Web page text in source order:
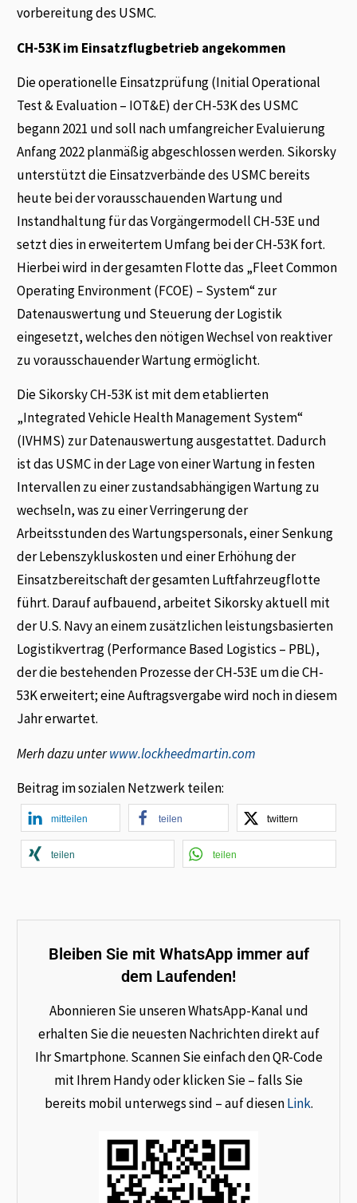
vorbereitung des USMC.
CH-53K im Einsatzflugbetrieb angekommen
Die operationelle Einsatzprüfung (Initial Operational
Test & Evaluation – IOT&E) der CH-53K des USMC
begann 2021 und soll nach umfangreicher Evaluierung
Anfang 2022 planmäßig abgeschlossen werden. Sikorsky
unterstützt die Einsatzverbände des USMC bereits
heute bei der vorausschauenden Wartung und
Instandhaltung für das Vorgängermodell CH-53E und
setzt dies in erweitertem Umfang bei der CH-53K fort.
Hierbei wird in der gesamten Flotte das „Fleet Common
Operating Environment (FCOE) – System“ zur
Datenauswertung und Steuerung der Logistik
eingesetzt, welches den nötigen Wechsel von reaktiver
zu vorausschauender Wartung ermöglicht.
Die Sikorsky CH-53K ist mit dem etablierten
„Integrated Vehicle Health Management System“
(IVHMS) zur Datenauswertung ausgestattet. Dadurch
ist das USMC in der Lage von einer Wartung in festen
Intervallen zu einer zustandsabhängigen Wartung zu
wechseln, was zu einer Verringerung der
Arbeitsstunden des Wartungspersonals, einer Senkung
der Lebenszykluskosten und einer Erhöhung der
Einsatzbereitschaft der gesamten Luftfahrzeugflotte
führt. Darauf aufbauend, arbeitet Sikorsky aktuell mit
der U.S. Navy an einem zusätzlichen leistungsbasierten
Logistikvertrag (Performance Based Logistics – PBL),
der die bestehenden Prozesse der CH-53E um die CH-
53K erweitert; eine Auftragsvergabe wird noch in diesem
Jahr erwartet.
Merh dazu unterwww.lockheedmartin.com
Beitrag im sozialen Netzwerk teilen:
mitteilen teilen twittern
teilen teilen
Bleiben Sie mit WhatsApp immer auf
dem Laufenden!
Abonnieren Sie unseren WhatsApp-Kanal und
erhalten Sie die neuesten Nachrichten direkt auf
Ihr Smartphone. Scannen Sie einfach den QR-Code
mit Ihrem Handy oder klicken Sie – falls Sie
bereits mobil unterwegs sind – auf diesenLink.